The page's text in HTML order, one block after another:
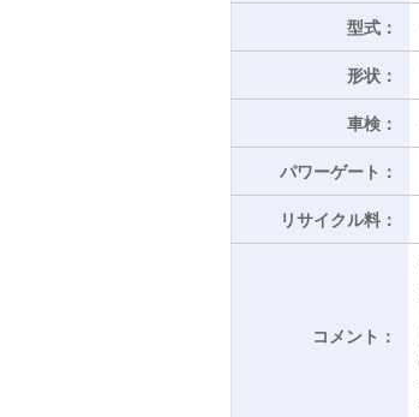
型式：
形状：
車検：
パワーゲート：
リサイクル料：
コメント：